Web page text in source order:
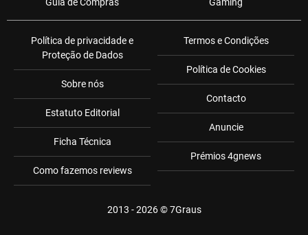
Política de privacidade e
Proteção de Dados
Sobre nós
Estatuto Editorial
Ficha Técnica
Como fazemos reviews
Termos e Condições
Política de Cookies
Contacto
Anuncie
Prémios 4gnews
2013 - 2026 ©7Graus